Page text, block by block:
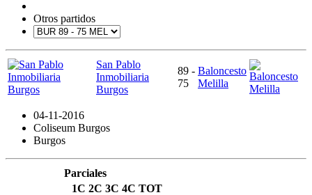
Otros partidos
San Pablo
Inmobiliaria
Burgos
89 -
75
Baloncesto
Melilla
04-11-2016
Coliseum Burgos
Burgos
Parciales
1C 2C 3C 4C TOT